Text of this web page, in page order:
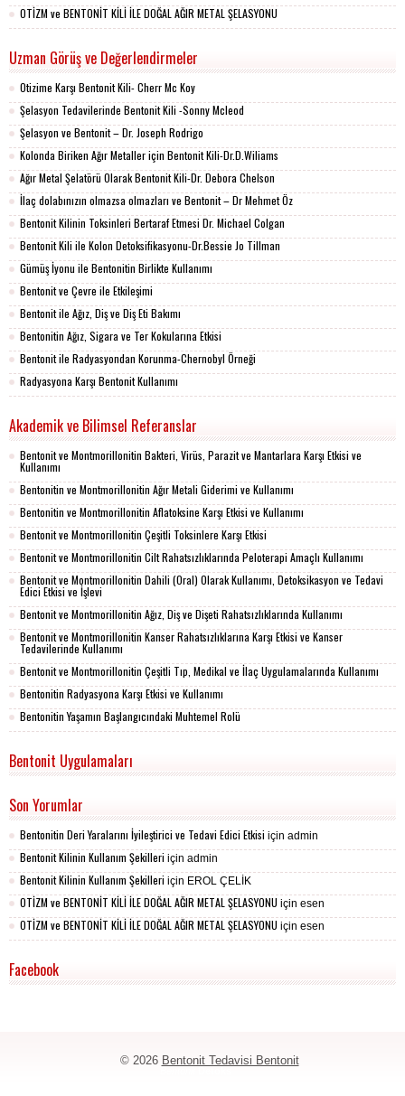
OTİZM ve BENTONİT KİLİ İLE DOĞAL AĞIR METAL ŞELASYONU
Uzman Görüş ve Değerlendirmeler
Otizime Karşı Bentonit Kili- Cherr Mc Koy
Şelasyon Tedavilerinde Bentonit Kili -Sonny Mcleod
Şelasyon ve Bentonit – Dr. Joseph Rodrigo
Kolonda Biriken Ağır Metaller için Bentonit Kili-Dr.D.Wiliams
Ağır Metal Şelatörü Olarak Bentonit Kili-Dr. Debora Chelson
İlaç dolabınızın olmazsa olmazları ve Bentonit – Dr Mehmet Öz
Bentonit Kilinin Toksinleri Bertaraf Etmesi Dr. Michael Colgan
Bentonit Kili ile Kolon Detoksifikasyonu-Dr.Bessie Jo Tillman
Gümüş İyonu ile Bentonitin Birlikte Kullanımı
Bentonit ve Çevre ile Etkileşimi
Bentonit ile Ağız, Diş ve Diş Eti Bakımı
Bentonitin Ağız, Sigara ve Ter Kokularına Etkisi
Bentonit ile Radyasyondan Korunma-Chernobyl Örneği
Radyasyona Karşı Bentonit Kullanımı
Akademik ve Bilimsel Referanslar
Bentonit ve Montmorillonitin Bakteri, Virüs, Parazit ve Mantarlara Karşı Etkisi ve
Kullanımı
Bentonitin ve Montmorillonitin Ağır Metali Giderimi ve Kullanımı
Bentonitin ve Montmorillonitin Aflatoksine Karşı Etkisi ve Kullanımı
Bentonit ve Montmorillonitin Çeşitli Toksinlere Karşı Etkisi
Bentonit ve Montmorillonitin Cilt Rahatsızlıklarında Peloterapi Amaçlı Kullanımı
Bentonit ve Montmorillonitin Dahili (Oral) Olarak Kullanımı, Detoksikasyon ve Tedavi
Edici Etkisi ve İşlevi
Bentonit ve Montmorillonitin Ağız, Diş ve Dişeti Rahatsızlıklarında Kullanımı
Bentonit ve Montmorillonitin Kanser Rahatsızlıklarına Karşı Etkisi ve Kanser
Tedavilerinde Kullanımı
Bentonit ve Montmorillonitin Çeşitli Tıp, Medikal ve İlaç Uygulamalarında Kullanımı
Bentonitin Radyasyona Karşı Etkisi ve Kullanımı
Bentonitin Yaşamın Başlangıcındaki Muhtemel Rolü
Bentonit Uygulamaları
Son Yorumlar
Bentonitin Deri Yaralarını İyileştirici ve Tedavi Edici Etkisi için admin
Bentonit Kilinin Kullanım Şekilleri için admin
Bentonit Kilinin Kullanım Şekilleri için EROL ÇELİK
OTİZM ve BENTONİT KİLİ İLE DOĞAL AĞIR METAL ŞELASYONU için esen
OTİZM ve BENTONİT KİLİ İLE DOĞAL AĞIR METAL ŞELASYONU için esen
Facebook
© 2026 Bentonit Tedavisi Bentonit